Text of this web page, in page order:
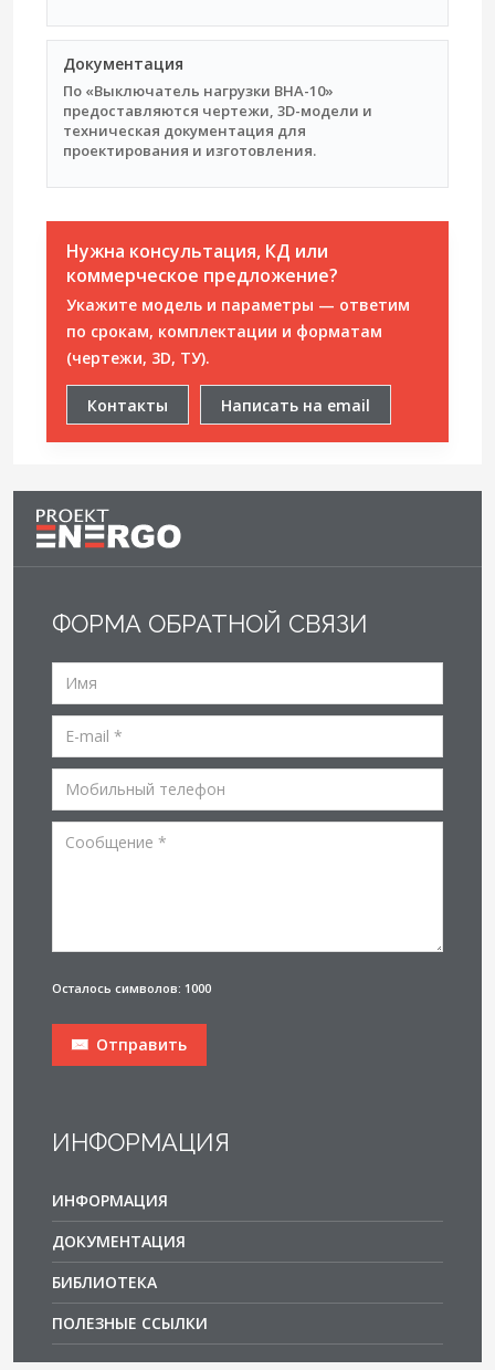
Документация
По «Выключатель нагрузки ВНА-10»
предоставляются чертежи, 3D-модели и
техническая документация для
проектирования и изготовления.
Нужна консультация, КД или
коммерческое предложение?
Укажите модель и параметры — ответим
по срокам, комплектации и форматам
(чертежи, 3D, ТУ).
Контакты Написать на email
ФОРМА ОБРАТНОЙ СВЯЗИ
Осталось символов: 1000
Отправить
ИНФОРМАЦИЯ
ИНФОРМАЦИЯ
ДОКУМЕНТАЦИЯ
БИБЛИОТЕКА
ПОЛЕЗНЫЕ ССЫЛКИ